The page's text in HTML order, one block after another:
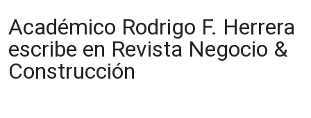
Académico Rodrigo F. Herrera
escribe en Revista Negocio &
Construcción